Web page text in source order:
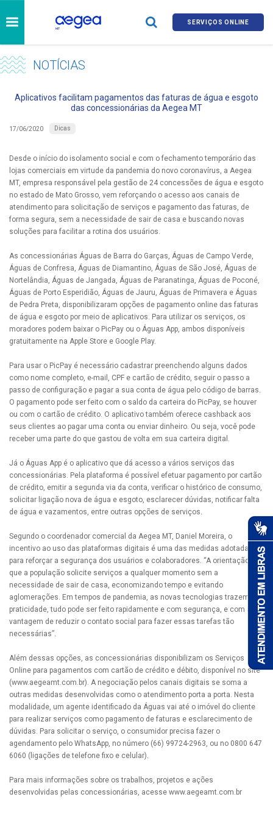
SERVIÇOS ONLINE
NOTÍCIAS
Aplicativos facilitam pagamentos das faturas de água e esgoto
das concessionárias da Aegea MT
17/06/2020 Dicas
Desde o início do isolamento social e com o fechamento temporário das
lojas comerciais em virtude da pandemia do novo coronavírus, a Aegea
MT, empresa responsável pela gestão de 24 concessões de água e esgoto
no estado de Mato Grosso, vem reforçando o acesso aos canais de
atendimento para solicitação de serviços e pagamento das faturas, de
forma segura, sem a necessidade de sair de casa e buscando novas
soluções para facilitar a rotina dos usuários.
As concessionárias Águas de Barra do Garças, Águas de Campo Verde,
Águas de Confresa, Águas de Diamantino, Águas de São José, Águas de
Nortelândia, Águas de Jangada, Águas de Paranatinga, Águas de Poconé,
Águas de Porto Esperidião, Águas de Jauru, Águas de Primavera e Águas
de Pedra Preta, disponibilizaram opções de pagamento online das faturas
de água e esgoto por meio de aplicativos. Para utilizar os serviços, os
moradores podem baixar o PicPay ou o Águas App, ambos disponíveis
gratuitamente na Apple Store e Google Play.
Para usar o PicPay é necessário cadastrar preenchendo alguns dados
como nome completo, e-mail, CPF e cartão de crédito, seguir o passo a
passo de configuração e pagar a sua conta de água pelo código de barras.
O pagamento pode ser feito com o saldo da carteira do PicPay, se houver
ou com o cartão de crédito. O aplicativo também oferece cashback aos
seus clientes ao pagar uma conta ou enviar dinheiro. Ou seja, você pode
receber uma parte do que gastou de volta em sua carteira digital.
Já o Águas App é o aplicativo que dá acesso a vários serviços das
concessionárias. Pela plataforma é possível efetuar pagamento por cartão
de crédito, emitir a segunda via da conta, verificar o histórico de consumo,
solicitar ligação nova de água e esgoto, esclarecer dúvidas, notificar falta
de água e vazamentos, entre outras opções de serviços.
Segundo o coordenador comercial da Aegea MT, Daniel Moreira, o
incentivo ao uso das plataformas digitais é uma das medidas adotadas
para reforçar a segurança dos usuários e colaboradores. “A orientação é
que a população solicite serviços a qualquer momento sem a
necessidade de sair de casa, economizando tempo e evitando
aglomerações. Em tempos de pandemia, as novas tecnologias trazem
praticidade, tudo pode ser feito rapidamente e com segurança, e com a
vantagem de reduzir o contato social para fazer essas tarefas tão
necessárias”.
Além dessas opções, as concessionárias disponibilizam os Serviços
Online para pagamentos com cartão de crédito e débito, disponível no site
(www.aegeamt.com.br). A negociação pelos canais digitais se soma a
outras medidas desenvolvidas como o atendimento porta a porta. Nesta
modalidade, um agente identificado da Águas vai até o imóvel do cliente
para realizar serviços como pagamento de faturas e esclarecimento de
dúvidas. Para solicitar o serviço, o consumidor precisa fazer o
agendamento pelo WhatsApp, no número (66) 99724-2963, ou no 0800 647
6060 (ligações de telefone fixo e celular).
Para mais informações sobre os trabalhos, projetos e ações
desenvolvidas pelas concessionárias, acesse www.aegeamt.com.br